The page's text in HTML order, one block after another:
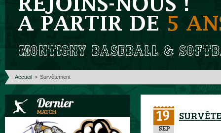
Accueil > Survêtement
19
SEP